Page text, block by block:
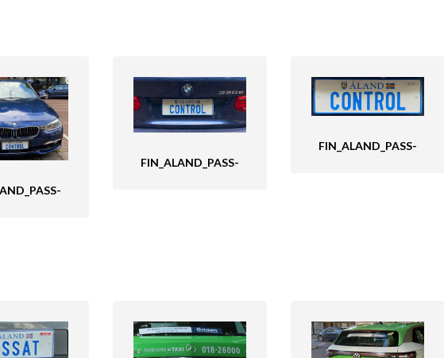
FIN_ALAND_PASS-
FIN_ALAND_PASS-